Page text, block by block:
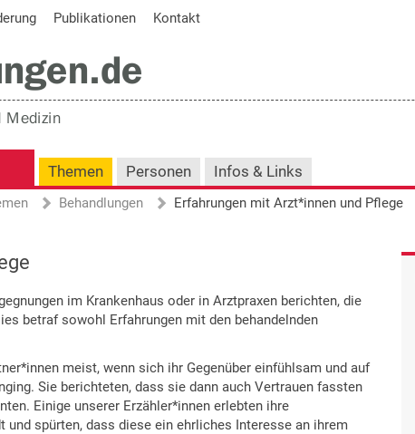
Publikationen Kontakt
Themen Personen Infos & Links
Behandlungen Erfahrungen mit Ärzt*innen und Pflege
im Krankenhaus oder in Arztpraxen berichten, die
betraf sowohl Erfahrungen mit den behandelnden
meist, wenn sich ihr Gegenüber einfühlsam und auf
Sie berichteten, dass sie dann auch Vertrauen fassten
Einige unserer Erzähler*innen erlebten ihre
und spürten, dass diese ein ehrliches Interesse an ihrem